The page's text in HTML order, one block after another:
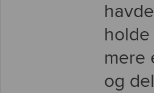
mere
og